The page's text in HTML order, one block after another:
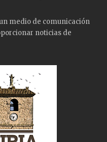
medio de comunicación
noticias de